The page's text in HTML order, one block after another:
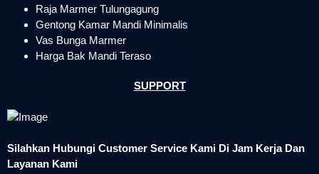
Raja Marmer Tulungagung
Gentong Kamar Mandi Minimalis
Vas Bunga Marmer
Harga Bak Mandi Teraso
SUPPORT
Silahkan Hubungi Customer Service Kami Di Jam Kerja Dan
Layanan Kami